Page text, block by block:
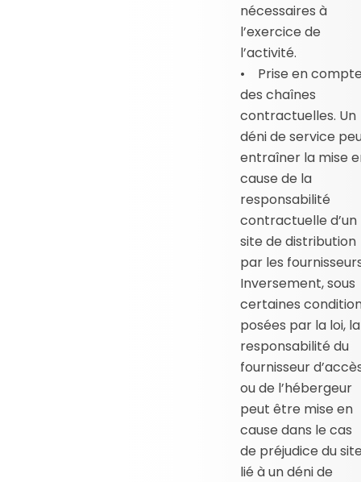
nécessaires à
l’exercice de
l’activité.
• Prise en
des chaînes
contractuelles. Un
déni de service
entraîner la mise
cause de la
responsabilité
contractuelle d’un
site de distribution
par les
Inversement, sous
certaines
posées par la loi, la
responsabilité du
fournisseur
ou de l’hébergeur
peut être mise en
cause dans le cas
de préjudice du
lié à un déni de